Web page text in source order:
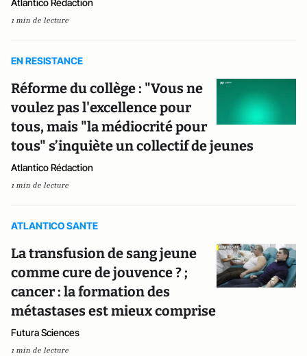
Atlantico Rédaction
1 min de lecture
EN RESISTANCE
Réforme du collège : "Vous ne
voulez pas l'excellence pour
tous, mais "la médiocrité pour
tous" s’inquiète un collectif de jeunes
Atlantico Rédaction
1 min de lecture
ATLANTICO SANTE
La transfusion de sang jeune
comme cure de jouvence ? ;
cancer : la formation des
métastases est mieux comprise
Futura Sciences
1 min de lecture